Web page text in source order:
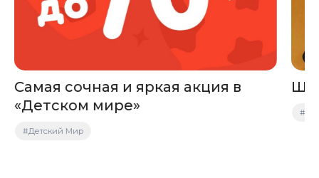
Самая сочная и яркая акция в
«Детском мире»
#Детский Мир